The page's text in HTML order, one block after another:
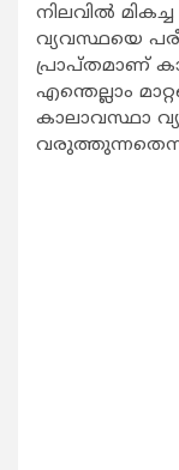
നിലവില്‍
വ്യവസ്ഥയെ
പ്രാപ്തമാണ്
എന്തെല്ലാം
കാലാവസ്ഥാ